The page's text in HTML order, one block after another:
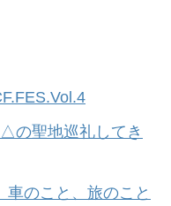
の聖地巡礼してき
のこと、旅のこと